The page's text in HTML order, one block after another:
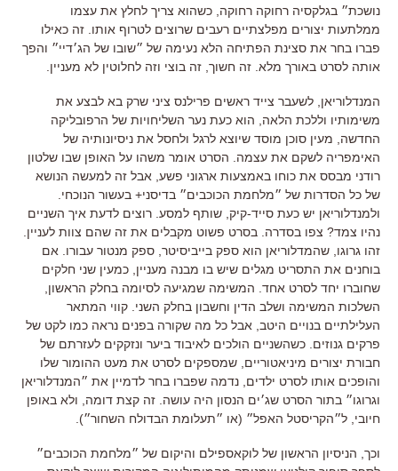
נושכת״ בגלקסיה רחוקה רחוקה כשהוא צריך לחלץ את עצמו
ממלתעות יצורים מפלצתיים רעבים שרוצים לטרוף אותו זה כאילו
פברו בחר את סצינת הפתיחה הלא נעימה של ״שובו של הג׳דיי״ והפך
אותה לסרט באורך מלא זה חשוך זה בוצי וזה לחלוטין לא מעניין
המנדלוריאן לשעבר צייד ראשים פרילנס ציני שרק בא לבצע את
משימותיו וללכת הלאה
הוא כעת נער השליחויות של הרפובליקה
החדשה
מעין סוכן מוסד שיוצא לרגל ולחסל את ניסיונותיה של
האימפריה לשקם את עצמה . הסרט אומר משהו על האופן שבו שלטון
רודני מבסס את כוחו באמצעות ארגוני פשע, אבל זה למעשה הנושא
של כל הסדרות של ״מלחמת הכוכבים״ בדיסני+ בעשור הנוכחי.
ולמנדלוריאן יש כעת סייד-קיק, שותף למסע. רוצים לדעת איך השניים
נהיו צמד? צפו בסדרה. בסרט פשוט מקבלים את זה שהם צוות לעניין.
זהו גרוגו, שהמדלוריאן הוא ספק בייביסיטר ספק מנטור עבורו
אם
בוחנים את התסריט מגלים שיש בו מבנה מעניין כמעין שני חלקים
שחוברו יחד לסרט אחד המשימה שמגיעה לסיומה בחלק הראשון
השלכות המשימה ושלב הדין וחשבון בחלק השני קווי המתאר
העלילתיים בנויים היטב אבל כל מה שקורה בפנים נראה כמו לקט של
פרקים גנוזים . כשהשניים הולכים לאיבוד ביער ונזקקים לעזרתם של
חבורת יצורים מיניאטוריים, שמספקים לסרט את מעט ההומור שלו
והופכים אותו לסרט ילדים, נדמה שפברו בחר לדמיין את ״המנדלוריאן
וגרוגו״ בתור הסרט שג׳ים הנסון היה עושה. זה קצת דומה, ולא באופן
חיובי, ל״הקריסטל האפל״ (או ״תעלומת הבדולח השחור״).
וכך הניסיון הראשון של לוקאספילם והיקום של ״מלחמת הכוכבים״